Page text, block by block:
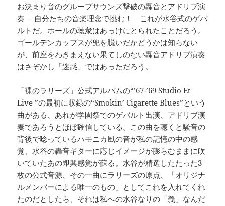
お決まり音のグループサウンズ撃破の轟音とアドリブ演
奏 ─ 自分たちの音楽理念で挑む！ これが水谷式のゲバ
ルトだ。ホールの聴衆はあっけにとられたことだろう。
ゴールデンカップスが兜を脱いだかどうかは知らない
が、前座をわきまえない果てしのない轟音アドリブ演奏
はさぞかし「迷惑」ではあっただろう。
「裸のラリーズ」公式アルバムの“’67-’69 Studio Et
Live ”の最初に収録の“Smokin’ Cigarette Blues”という
曲がある、あれが学園祭でのゲバルト出演、アドリブ演
奏であろうとほぼ確信している。この曲を聴くと騒音の
背後で唸っているハモニカ風の音が私の記憶の中の感
覚、水谷の轟音ギターに応じイメージが膨らむままに吹
いていたあの即興感覚が蘇る。水谷が精選したたった3
枚の公式音源、その一曲にラリーズの原点、「オリジナ
ルメンバーによる唯一のもの」としてこれを入れてくれ
たのだとしたら、それは私への水谷なりの「義」なんだ